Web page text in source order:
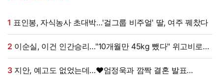
1 표인봉, 자식농사 초대박…'걸그룹 비주얼' 딸, 여주 꿰찼다
2
대박, 몰라보게 달라졌다 (동치미쇼)
3지안, 예고도 없었는데…♥엄정욱과 깜짝 결혼 발표